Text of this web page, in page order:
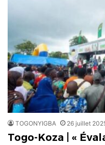
TOGONYIGBA 26 juillet
Togo-Koza | «